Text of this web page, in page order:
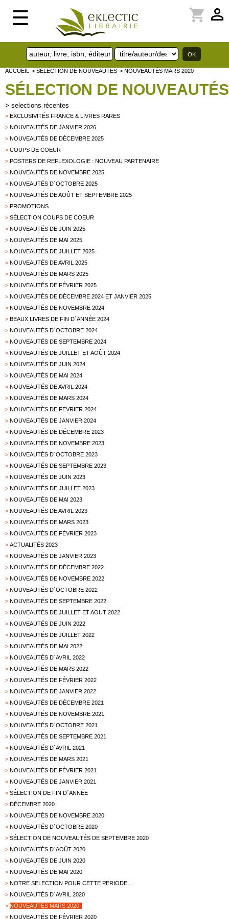
☰ perm_identity
shopping_cart
ACCUEIL > SELECTION DE NOUVEAUTES > NOUVEAUTÉS MARS 2020
SÉLECTION DE NOUVEAUTÉS
> selections récentes
> EXCLUSIVITÉS FRANCE & LIVRES RARES
> NOUVEAUTÉS DE JANVIER 2026
> NOUVEAUTÉS DE DÉCEMBRE 2025
> COUPS DE COEUR
> POSTERS DE REFLEXOLOGIE : NOUVEAU PARTENAIRE
> NOUVEAUTÉS DE NOVEMBRE 2025
> NOUVEAUTÉS D´OCTOBRE 2025
> NOUVEAUTÉS DE AOÛT ET SEPTEMBRE 2025
> PROMOTIONS
> SÉLECTION COUPS DE COEUR
> NOUVEAUTÉS DE JUIN 2025
> NOUVEAUTÉS DE MAI 2025
> NOUVEAUTÉS DE JUILLET 2025
> NOUVEAUTÉS DE AVRIL 2025
> NOUVEAUTÉS DE MARS 2025
> NOUVEAUTÉS DE FÉVRIER 2025
> NOUVEAUTÉS DE DÉCEMBRE 2024 ET JANVIER 2025
> NOUVEAUTÉS DE NOVEMBRE 2024
> BEAUX LIVRES DE FIN D´ANNÉE 2024
> NOUVEAUTÉS D´OCTOBRE 2024
> NOUVEAUTÉS DE SEPTEMBRE 2024
> NOUVEAUTÉS DE JUILLET ET AOÛT 2024
> NOUVEAUTÉS DE JUIN 2024
> NOUVEAUTÉS DE MAI 2024
> NOUVEAUTÉS DE AVRIL 2024
> NOUVEAUTÉS DE MARS 2024
> NOUVEAUTÉS DE FEVRIER 2024
> NOUVEAUTÉS DE JANVIER 2024
> NOUVEAUTÉS DE DÉCEMBRE 2023
> NOUVEAUTÉS DE NOVEMBRE 2023
> NOUVEAUTÉS D´OCTOBRE 2023
> NOUVEAUTÉS DE SEPTEMBRE 2023
> NOUVEAUTÉS DE JUIN 2023
> NOUVEAUTÉS DE JUILLET 2023
> NOUVEAUTÉS DE MAI 2023
> NOUVEAUTÉS DE AVRIL 2023
> NOUVEAUTÉS DE MARS 2023
> NOUVEAUTÉS DE FÉVRIER 2023
> ACTUALITÉS 2023
> NOUVEAUTÉS DE JANVIER 2023
> NOUVEAUTÉS DE DÉCEMBRE 2022
> NOUVEAUTÉS DE NOVEMBRE 2022
> NOUVEAUTÉS D´OCTOBRE 2022
> NOUVEAUTÉS DE SEPTEMBRE 2022
> NOUVEAUTÉS DE JUILLET ET AOUT 2022
> NOUVEAUTÉS DE JUIN 2022
> NOUVEAUTÉS DE JUILLET 2022
> NOUVEAUTÉS DE MAI 2022
> NOUVEAUTÉS D´AVRIL 2022
> NOUVEAUTÉS DE MARS 2022
> NOUVEAUTÉS DE FÉVRIER 2022
> NOUVEAUTÉS DE JANVIER 2022
> NOUVEAUTÉS DE DÉCEMBRE 2021
> NOUVEAUTÉS DE NOVEMBRE 2021
> NOUVEAUTÉS D´OCTOBRE 2021
> NOUVEAUTÉS DE SEPTEMBRE 2021
> NOUVEAUTÉS D´AVRIL 2021
> NOUVEAUTÉS DE MARS 2021
> NOUVEAUTÉS DE FÉVRIER 2021
> NOUVEAUTÉS DE JANVIER 2021
> SÉLECTION DE FIN D´ANNÉE
> DÉCEMBRE 2020
> NOUVEAUTÉS DE NOVEMBRE 2020
> NOUVEAUTÉS D´OCTOBRE 2020
> SÉLECTION DE NOUVEAUTÉS DE SEPTEMBRE 2020
> NOUVEAUTÉS D´AOÛT 2020
> NOUVEAUTÉS DE JUIN 2020
> NOUVEAUTÉS DE MAI 2020
> NOTRE SELECTION POUR CETTE PERIODE...
> NOUVEAUTÉS D´AVRIL 2020
> NOUVEAUTÉS MARS 2020
> NOUVEAUTÉS DE FÉVRIER 2020